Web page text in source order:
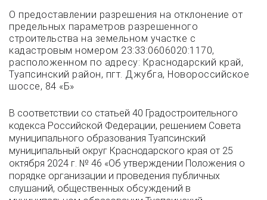
О предоставлении разрешения на отклонение от
предельных параметров разрешенного
строительства на земельном участке с
кадастровым номером 23:33:0606020:1170,
расположенном по адресу: Краснодарский край,
Туапсинский район, пгт. Джубга, Новороссийское
шоссе, 84 «Б»
В соответствии со статьей 40 Градостроительного
кодекса Российской Федерации, решением Совета
муниципального образования Туапсинский
муниципальный округ Краснодарского края от 25
октября 2024 г. № 46 «Об утверждении Положения о
порядке организации и проведения публичных
слушаний, общественных обсуждений в